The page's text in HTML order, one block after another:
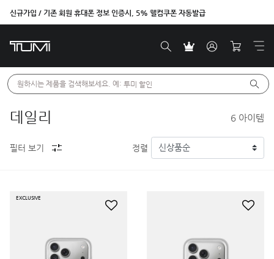
신규가입 / 기존 회원 휴대폰 정보 인증시, 5% 웰컴쿠폰 자동발급
원하시는 제품을 검색해보세요. 예: 투미 할인
데일리 6 아이템
필터 보기 정렬
EXCLUSIVE